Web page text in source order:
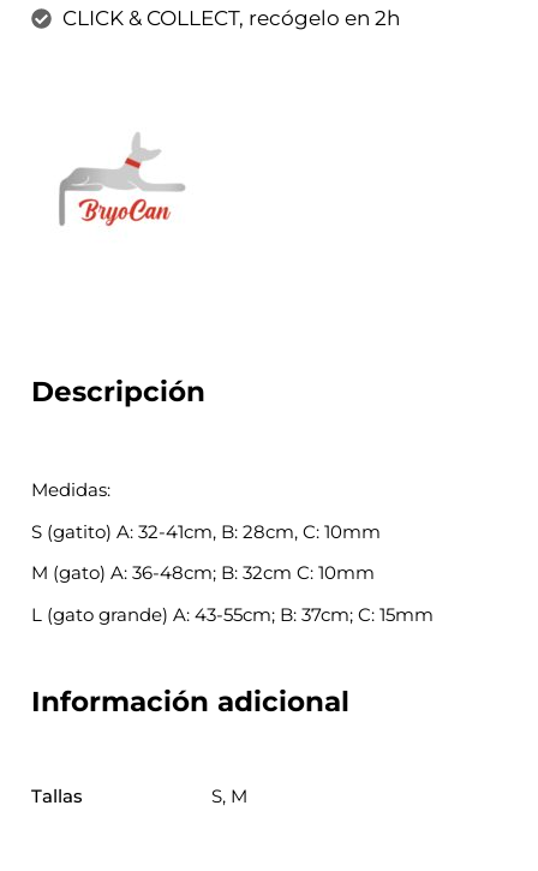
CLICK & COLLECT, recógelo en 2h
Descripción
Medidas:
S (gatito) A: 32-41cm, B: 28cm, C: 10mm
M (gato) A: 36-48cm; B: 32cm C: 10mm
L (gato grande) A: 43-55cm; B: 37cm; C: 15mm
Información adicional
Tallas S, M